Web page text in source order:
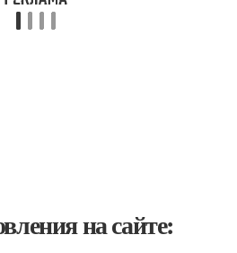
на сайте: